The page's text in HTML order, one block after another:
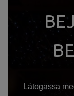
Látogassa